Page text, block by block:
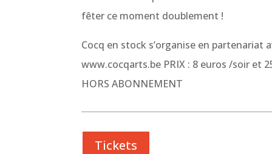
fêter ce moment doublement !
Cocq en stock s’organise en partenariat
www.cocqarts.be PRIX : 8 euros /soir et
HORS ABONNEMENT
Tickets